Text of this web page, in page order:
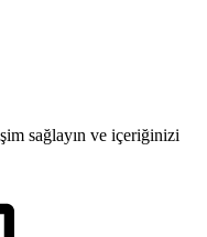
sağlayın ve içeriğinizi